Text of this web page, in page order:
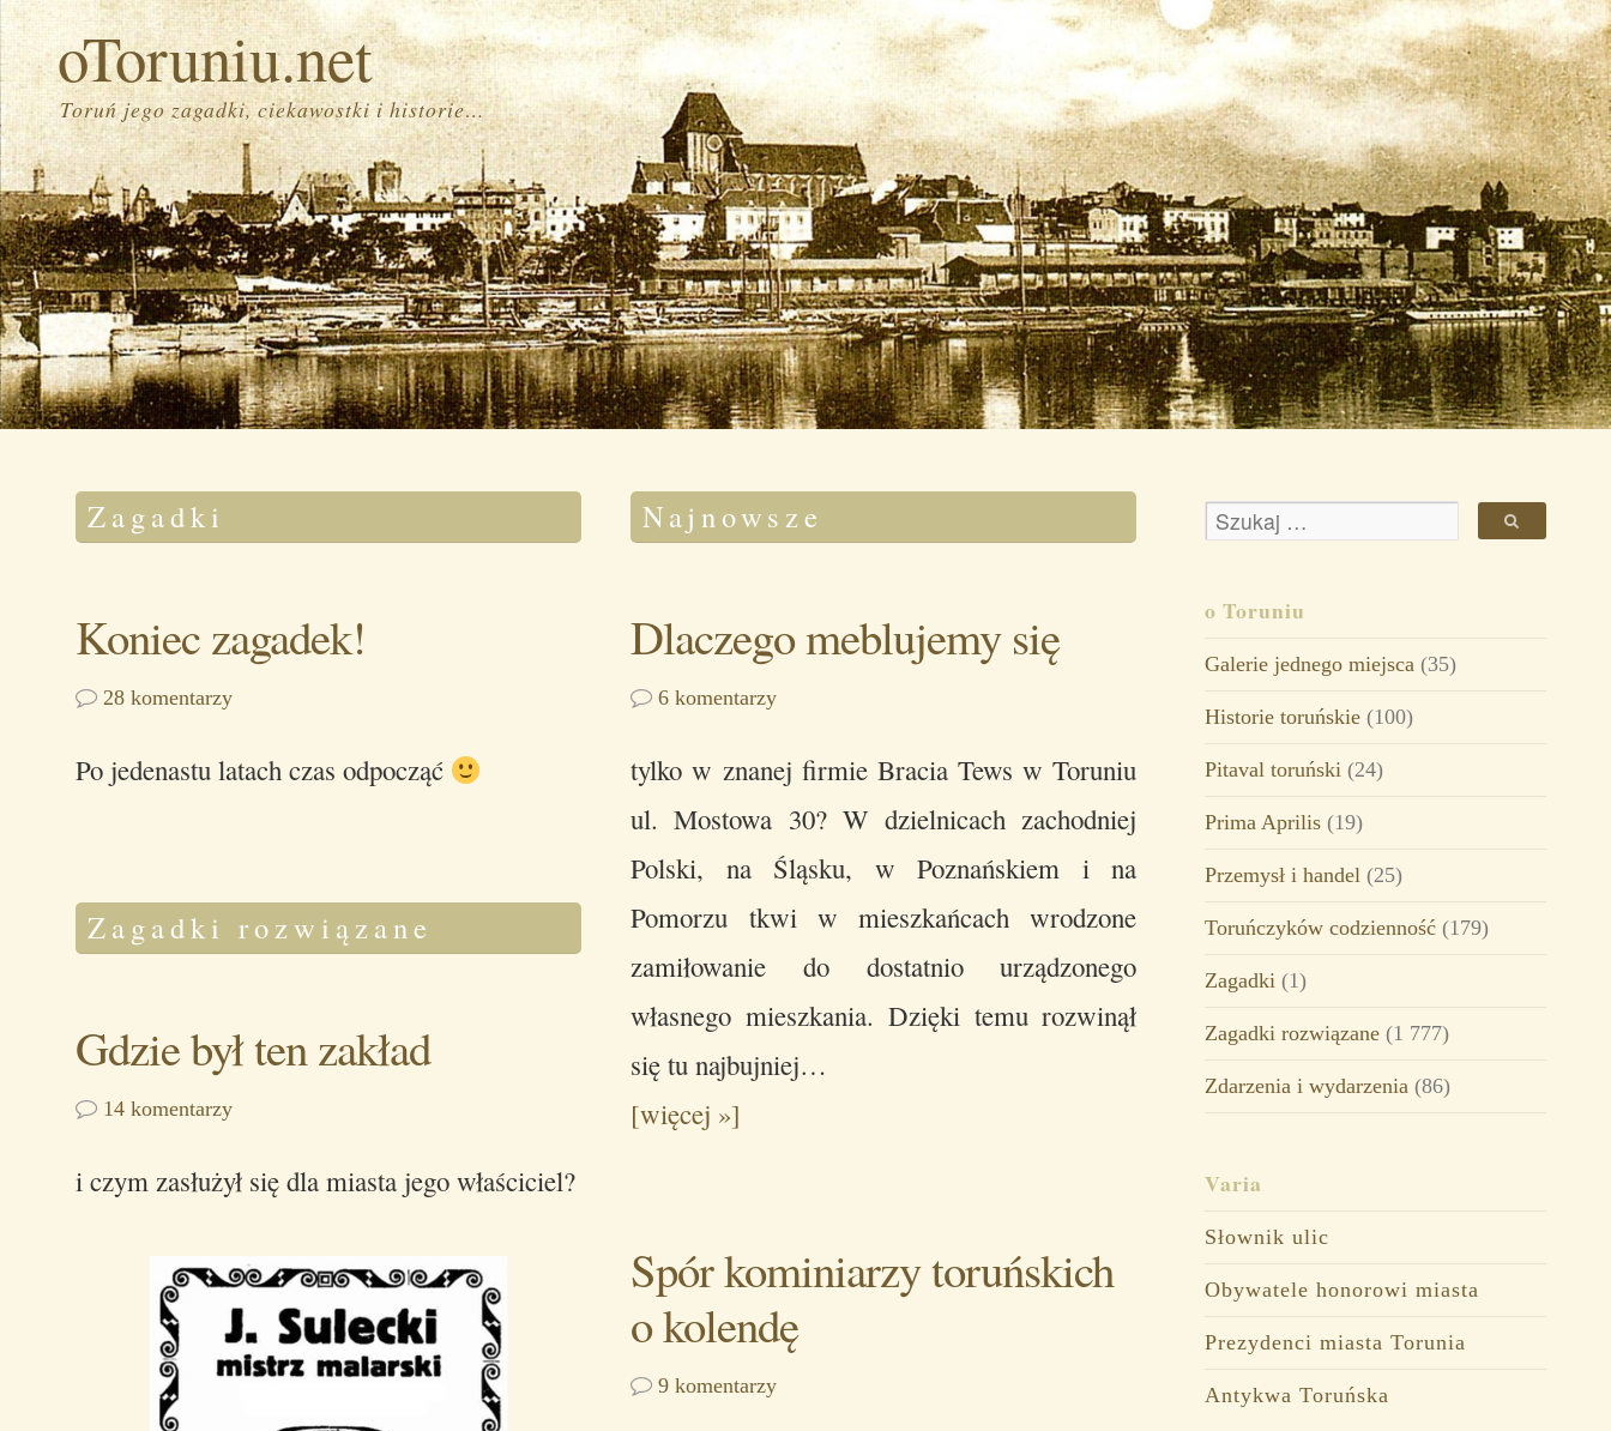
oToruniu.net
Toruń jego zagadki, ciekawostki i historie…
Zagadki
Koniec zagadek!
28 komentarzy
Po jedenastu latach czas odpocząć
Zagadki rozwiązane
Gdzie był ten zakład
14 komentarzy
i czym zasłużył się dla miasta jego właściciel?
Najnowsze
Dlaczego meblujemy się
6 komentarzy
tylko w znanej firmie Bracia Tews w Toruniu
ul. Mostowa 30? W dzielnicach zachodniej
Polski, na Śląsku, w Poznańskiem i na
Pomorzu tkwi w mieszkańcach wrodzone
zamiłowanie do dostatnio urządzonego
własnego mieszkania. Dzięki temu rozwinął
się tu najbujniej…
[więcej »]
Spór kominiarzy toruńskich
o kolendę
9 komentarzy
o Toruniu
Galerie jednego miejsca (35)
Historie toruńskie (100)
Pitaval toruński (24)
Prima Aprilis (19)
Przemysł i handel (25)
Toruńczyków codzienność (179)
Zagadki (1)
Zagadki rozwiązane (1 777)
Zdarzenia i wydarzenia (86)
Varia
Słownik ulic
Obywatele honorowi miasta
Prezydenci miasta Torunia
Antykwa Toruńska